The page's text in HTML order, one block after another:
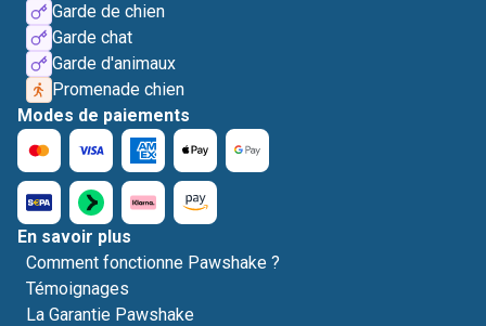
Garde de chien
Garde chat
Garde d'animaux
Promenade chien
Modes de paiements
En savoir plus
Comment fonctionne Pawshake ?
Témoignages
La Garantie Pawshake